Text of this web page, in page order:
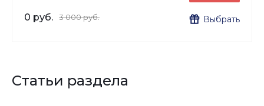
0 руб. 3 000 руб. Выбрать
Статьи раздела